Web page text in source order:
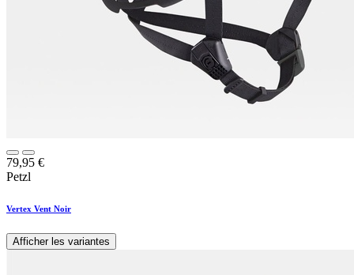
79,95 €
Petzl
Vertex Vent Noir
Afficher les variantes